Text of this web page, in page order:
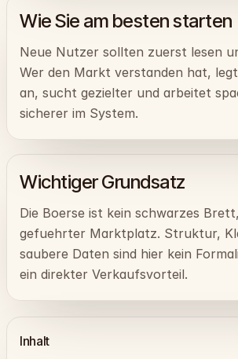
Wie Sie am besten starten
Neue Nutzer sollten zuerst lesen
Wer den Markt verstanden hat,
an, sucht gezielter und arbeitet
sicherer im System.
Wichtiger Grundsatz
Die Boerse ist kein schwarzes
gefuehrter Marktplatz. Struktur,
saubere Daten sind hier kein
ein direkter Verkaufsvorteil.
Inhalt